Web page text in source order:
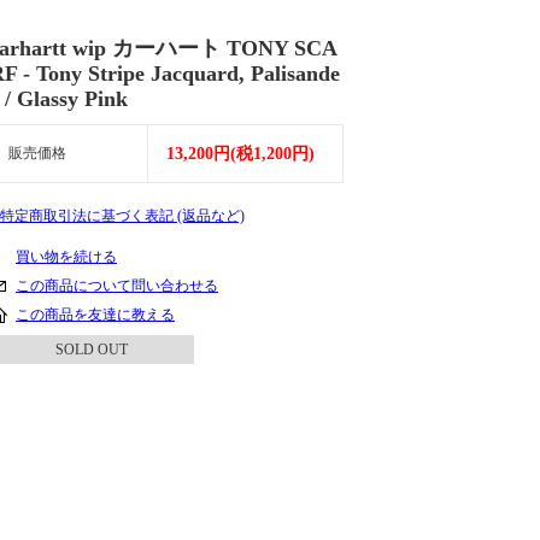
wip カーハート TONY SCA
- Tony Stripe Jacquard, Palisande
Glassy Pink
販売価格 13,200円(税1,200円)
定商取引法に基づく表記 (返品など)
買い物を続ける
この商品について問い合わせる
この商品を友達に教える
SOLD OUT